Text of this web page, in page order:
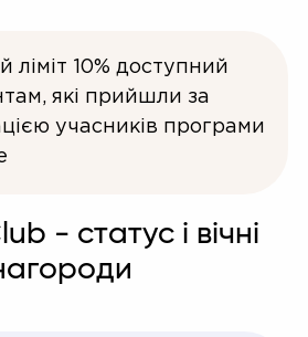
ліміт 10% доступний
які прийшли за
учасників програми
- статус і вічні